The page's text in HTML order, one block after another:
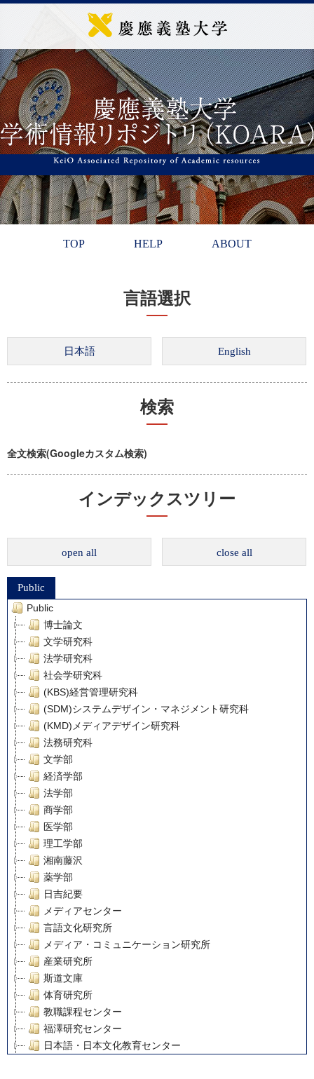
TOP HELP ABOUT
言語選択
検索
全文検索(Googleカスタム検索)
インデックスツリー
open all close all
Public
Public
博士論文
文学研究科
法学研究科
社会学研究科
(KBS)経営管理研究科
(SDM)システムデザイン・マネジメント研究科
(KMD)メディアデザイン研究科
法務研究科
文学部
経済学部
法学部
商学部
医学部
理工学部
湘南藤沢
薬学部
日吉紀要
メディアセンター
言語文化研究所
メディア・コミュニケーション研究所
産業研究所
斯道文庫
体育研究所
教職課程センター
福澤研究センター
日本語・日本文化教育センター